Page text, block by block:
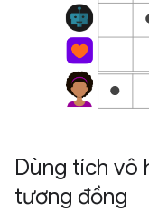
Dùng tích vô
tương đồng